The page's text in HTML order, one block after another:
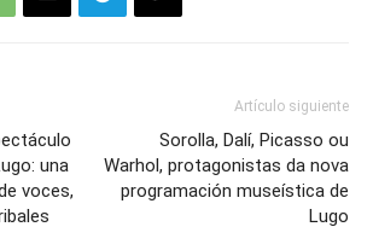
una
voces,
Artículo siguiente
Sorolla, Dalí, Picasso ou
Warhol, protagonistas da nova
programación museística de
Lugo